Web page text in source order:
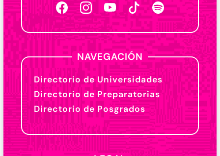
NAVEGACIÓN
Directorio de Universidades
Directorio de Preparatorias
Directorio de Posgrados